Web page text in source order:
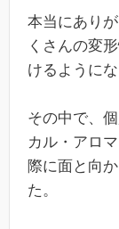
本当にあり
くさんの変
けるようにな
その中で、
カル・アロ
際に面と向
た。